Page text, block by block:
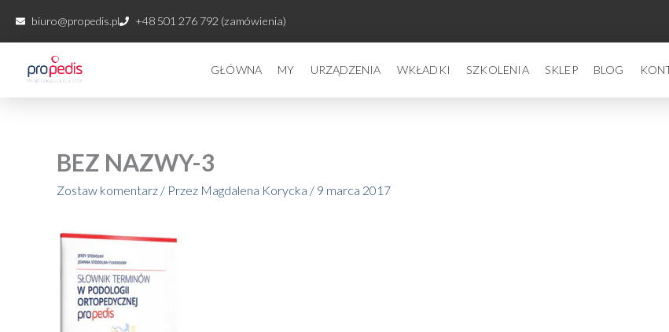
biuro@propedis.pl +48 501 276 792 (zamówienia)
GŁÓWNA MY URZĄDZENIA WKŁADKI SZKOLENIA SKLEP BLOG
BEZ NAZWY-3
Zostaw komentarz / Przez Magdalena Korycka / 9 marca 2017